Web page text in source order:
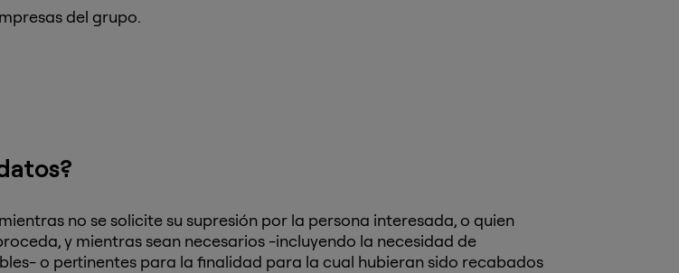
del grupo.
no se solicite su supresión por la persona interesada, o quien
y mientras sean necesarios -incluyendo la necesidad de
o pertinentes para la finalidad para la cual hubieran sido recabados